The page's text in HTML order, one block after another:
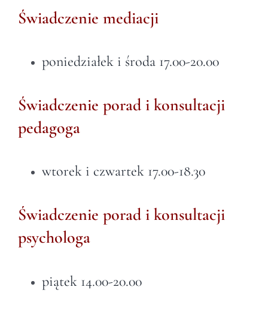
Świadczenie mediacji
poniedziałek i środa 17.00-20.00
Świadczenie porad i konsultacji
pedagoga
wtorek i czwartek 17.00-18.30
Świadczenie porad i konsultacji
psychologa
piątek 14.00-20.00